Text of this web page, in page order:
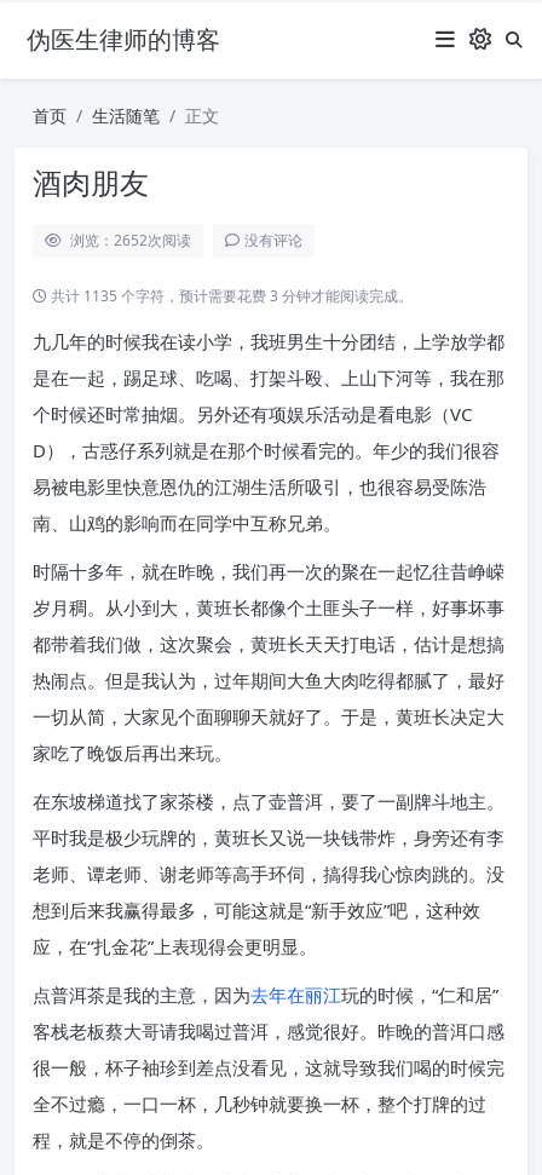
伪医生律师的博客
首页 生活随笔 正文
酒肉朋友
浏览：2652次阅读 没有评论
共计 1135 个字符，预计需要花费 3 分钟才能阅读完成。
九几年的时候我在读小学，我班男生十分团结，上学放学都
是在一起，踢足球、吃喝、打架斗殴、上山下河等，我在那
个时候还时常抽烟。另外还有项娱乐活动是看电影（VC
D），古惑仔系列就是在那个时候看完的。年少的我们很容
易被电影里快意恩仇的江湖生活所吸引，也很容易受陈浩
南、山鸡的影响而在同学中互称兄弟。
时隔十多年，就在昨晚，我们再一次的聚在一起忆往昔峥嵘
岁月稠。从小到大，黄班长都像个土匪头子一样，好事坏事
都带着我们做，这次聚会，黄班长天天打电话，估计是想搞
热闹点。但是我认为，过年期间大鱼大肉吃得都腻了，最好
一切从简，大家见个面聊聊天就好了。于是，黄班长决定大
家吃了晚饭后再出来玩。
在东坡梯道找了家茶楼，点了壶普洱，要了一副牌斗地主。
平时我是极少玩牌的，黄班长又说一块钱带炸，身旁还有李
老师、谭老师、谢老师等高手环伺，搞得我心惊肉跳的。没
想到后来我赢得最多，可能这就是“新手效应”吧，这种效
应，在“扎金花”上表现得会更明显。
点普洱茶是我的主意，因为去年在丽江玩的时候，“仁和居”
客栈老板蔡大哥请我喝过普洱，感觉很好。昨晚的普洱口感
很一般，杯子袖珍到差点没看见，这就导致我们喝的时候完
全不过瘾，一口一杯，几秒钟就要换一杯，整个打牌的过
程，就是不停的倒茶。